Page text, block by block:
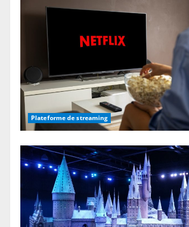
Plateforme de streaming